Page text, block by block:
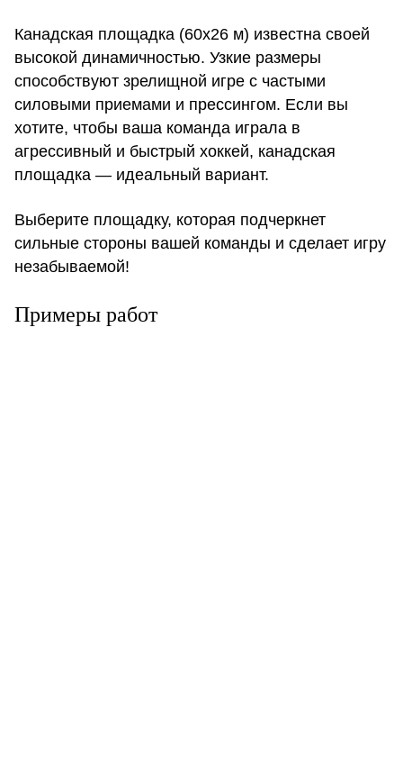
Канадская площадка (60х26 м) известна своей
высокой динамичностью. Узкие размеры
способствуют зрелищной игре с частыми
силовыми приемами и прессингом. Если вы
хотите, чтобы ваша команда играла в
агрессивный и быстрый хоккей, канадская
площадка — идеальный вариант.
Выберите площадку, которая подчеркнет
сильные стороны вашей команды и сделает игру
незабываемой!
Примеры работ